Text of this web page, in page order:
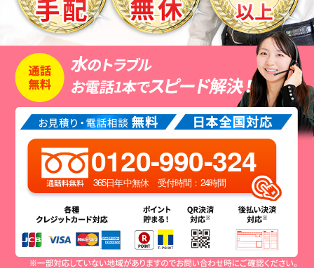
0120-990-324
365日年中無休 受付時間：24時間